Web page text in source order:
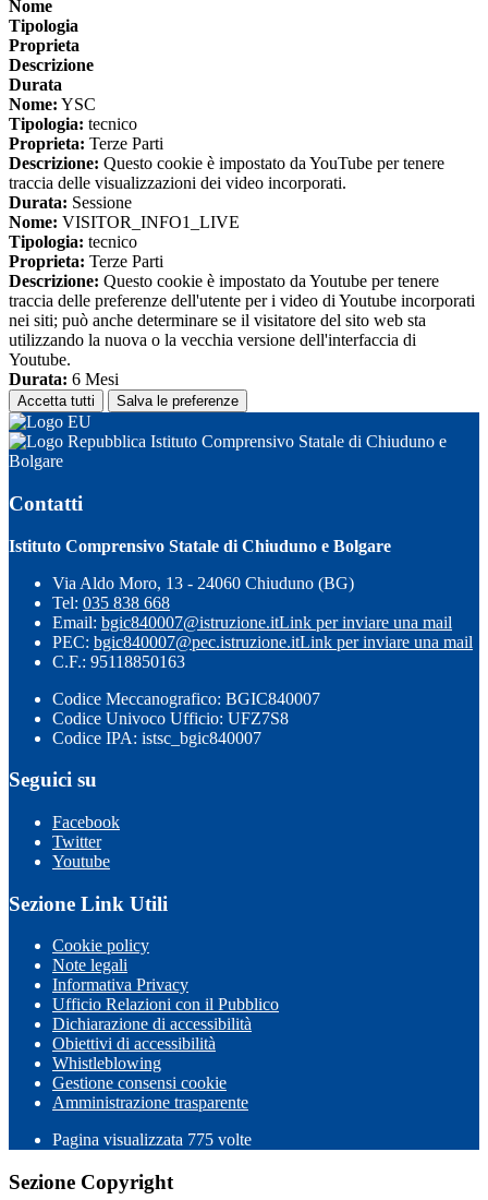
Nome
Tipologia
Proprieta
Descrizione
Durata
Nome: YSC
Tipologia: tecnico
Proprieta: Terze Parti
Descrizione: Questo cookie è impostato da YouTube per tenere
traccia delle visualizzazioni dei video incorporati.
Durata: Sessione
Nome: VISITOR_INFO1_LIVE
Tipologia: tecnico
Proprieta: Terze Parti
Descrizione: Questo cookie è impostato da Youtube per tenere
traccia delle preferenze dell'utente per i video di Youtube incorporati
nei siti; può anche determinare se il visitatore del sito web sta
utilizzando la nuova o la vecchia versione dell'interfaccia di
Youtube.
Durata: 6 Mesi
Accetta tutti Salva le preferenze
Istituto Comprensivo Statale di Chiuduno e
Bolgare
Contatti
Istituto Comprensivo Statale di Chiuduno e Bolgare
Via Aldo Moro, 13 - 24060 Chiuduno (BG)
Tel: 035 838 668
Email: bgic840007@istruzione.itLink per inviare una mail
PEC: bgic840007@pec.istruzione.itLink per inviare una mail
C.F.: 95118850163
Codice Meccanografico: BGIC840007
Codice Univoco Ufficio: UFZ7S8
Codice IPA: istsc_bgic840007
Seguici su
Facebook
Twitter
Youtube
Sezione Link Utili
Cookie policy
Note legali
Informativa Privacy
Ufficio Relazioni con il Pubblico
Dichiarazione di accessibilità
Obiettivi di accessibilità
Whistleblowing
Gestione consensi cookie
Amministrazione trasparente
Pagina visualizzata 775 volte
Sezione Copyright